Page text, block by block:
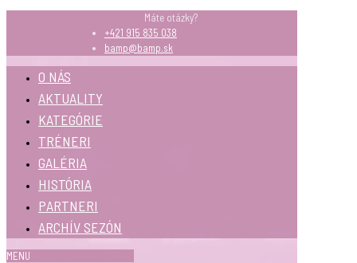
Máte otázky?
+421 915 835 038
bamp@bamp.sk
O NÁS
AKTUALITY
KATEGÓRIE
TRÉNERI
GALÉRIA
HISTÓRIA
PARTNERI
ARCHÍV SEZÓN
MENU